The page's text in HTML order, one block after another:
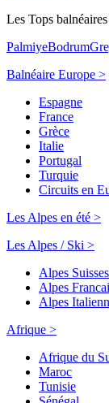
Les Tops
PalmiyeBodrum
Balnéaire Europe >
Espagne
France
Grèce
Italie
Portugal
Turquie
Circuits en
Les Alpes en été >
Les Alpes / Ski >
Alpes Suisses
Alpes
Alpes
Afrique >
Afrique du
Maroc
Tunisie